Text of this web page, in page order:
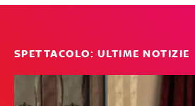
SPETTACOLO: ULTIME NOTIZIE